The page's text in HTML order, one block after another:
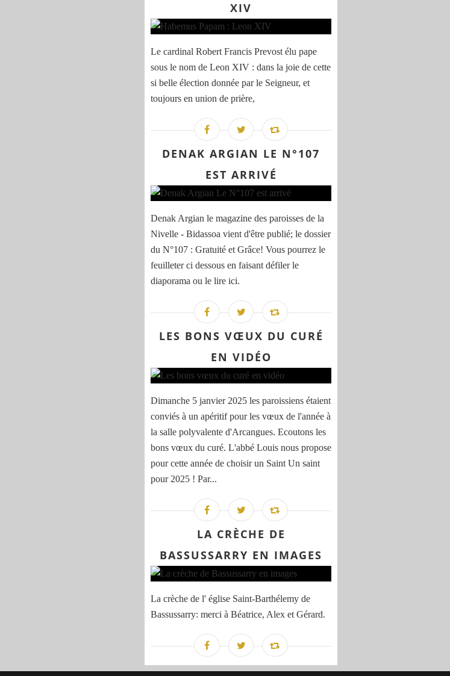
XIV
Le cardinal Robert Francis Prevost élu pape
sous le nom de Leon XIV : dans la joie de cette
si belle élection donnée par le Seigneur, et
toujours en union de prière,
DENAK ARGIAN LE N°107
EST ARRIVÉ
Denak Argian le magazine des paroisses de la
Nivelle - Bidassoa vient d'être publié; le dossier
du N°107 : Gratuité et Grâce! Vous pourrez le
feuilleter ci dessous en faisant défiler le
diaporama ou le lire ici.
LES BONS VŒUX DU CURÉ
EN VIDÉO
Dimanche 5 janvier 2025 les paroissiens étaient
conviés à un apéritif pour les vœux de l'année à
la salle polyvalente d'Arcangues. Ecoutons les
bons vœux du curé. L'abbé Louis nous propose
pour cette année de choisir un Saint Un saint
pour 2025 ! Par...
LA CRÈCHE DE
BASSUSSARRY EN IMAGES
La crèche de l' église Saint-Barthélemy de
Bassussarry: merci à Béatrice, Alex et Gérard.